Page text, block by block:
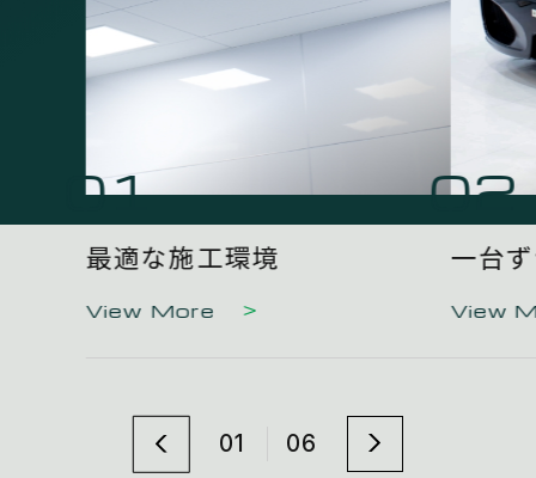
01 06
01
最適な施工環境
View More
02
一台
View